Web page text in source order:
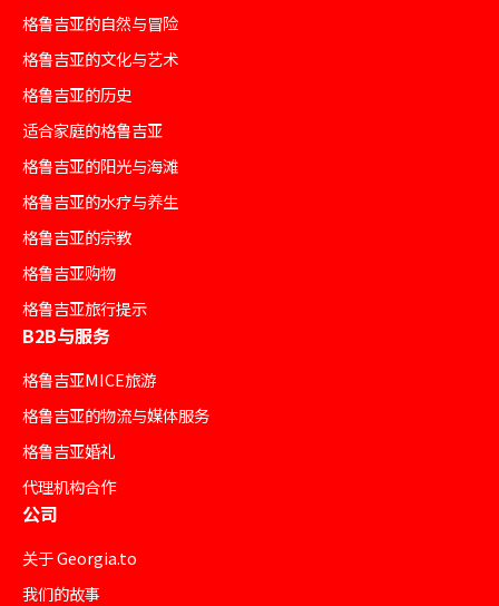
格鲁吉亚的自然与冒险
格鲁吉亚的文化与艺术
格鲁吉亚的历史
适合家庭的格鲁吉亚
格鲁吉亚的阳光与海滩
格鲁吉亚的水疗与养生
格鲁吉亚的宗教
格鲁吉亚购物
格鲁吉亚旅行提示
B2B与服务
格鲁吉亚MICE旅游
格鲁吉亚的物流与媒体服务
格鲁吉亚婚礼
代理机构合作
公司
关于 Georgia.to
我们的故事